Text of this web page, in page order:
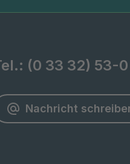
(0 33 32) 53-0
Nachricht